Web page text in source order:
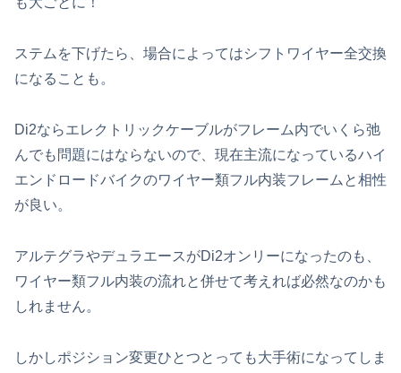
ステムを下げたら、場合によってはシフトワイヤー全交換
になることも。
Di2ならエレクトリックケーブルがフレーム内でいくら弛
んでも問題にはならないので、現在主流になっているハイ
エンドロードバイクのワイヤー類フル内装フレームと相性
が良い。
アルテグラやデュラエースがDi2オンリーになったのも、
ワイヤー類フル内装の流れと併せて考えれば必然なのかも
しれません。
しかしポジション変更ひとつとっても大手術になってしま